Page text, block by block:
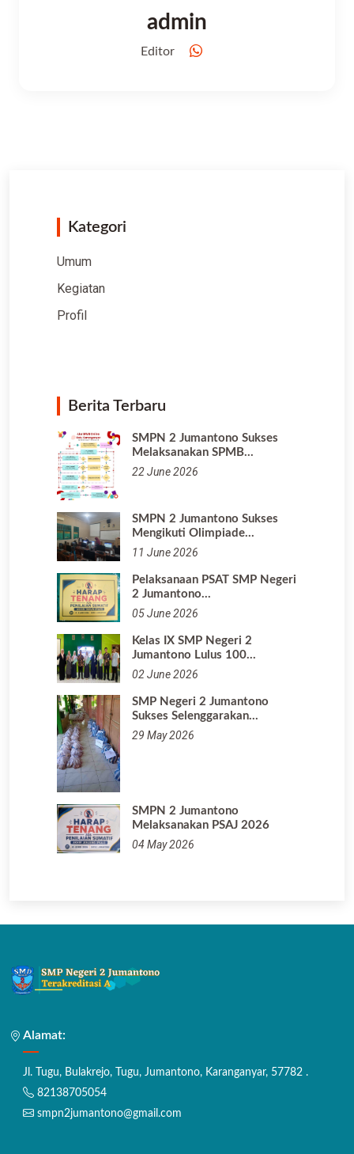
admin
Kategori
Umum
Kegiatan
Profil
Berita Terbaru
Melaksanakan SPMB…
SMPN 2 Jumantono Sukses
Mengikuti Olimpiade…
11 June 2026
Pelaksanaan PSAT SMP Negeri
2 Jumantono…
05 June 2026
Kelas IX SMP Negeri 2
Jumantono Lulus 100…
02 June 2026
SMP Negeri 2 Jumantono
Sukses Selenggarakan…
29 May 2026
SMPN 2 Jumantono
Melaksanakan PSAJ 2026
04 May 2026
Alamat:
Jl. Tugu, Bulakrejo, Tugu, Jumantono, Karanganyar, 57782 .
82138705054
smpn2jumantono@gmail.com